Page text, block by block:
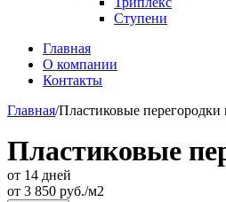
Ступени
Главная
О компании
Контакты
Главная/Пластиковые перегородки
Пластиковые
от 14 дней
от 3 850 руб./м2